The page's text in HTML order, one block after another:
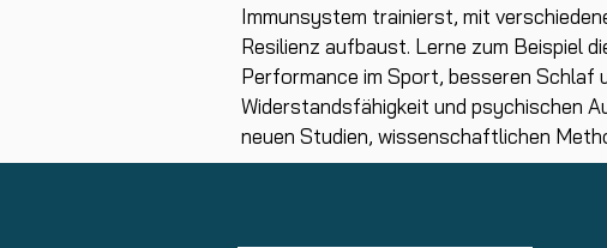
Immunsystem trainierst, mit
Resilienz aufbaust. Lerne zum Beispiel
Performance im Sport, besseren Schlaf
Widerstandsfähigkeit und psychischen
neuen Studien, wissenschaftlichen